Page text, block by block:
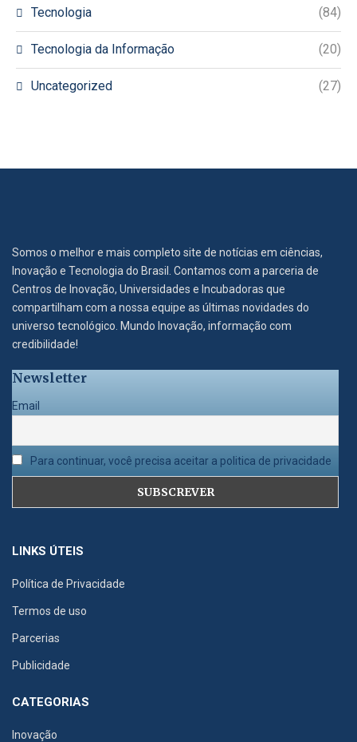
Tecnologia (84)
Tecnologia da Informação (20)
Uncategorized (27)
Somos o melhor e mais completo site de notícias em ciências,
Inovação e Tecnologia do Brasil. Contamos com a parceria de
Centros de Inovação, Universidades e Incubadoras que
compartilham com a nossa equipe as últimas novidades do
universo tecnológico. Mundo Inovação, informação com
credibilidade!
Newsletter
Email
Para continuar, você precisa aceitar a politica de privacidade
LINKS ÚTEIS
Política de Privacidade
Termos de uso
Parcerias
Publicidade
CATEGORIAS
Inovação